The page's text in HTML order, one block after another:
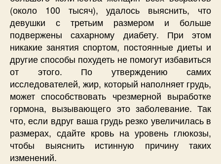
(около 100 тысяч), удалось выяснить, что
девушки с третьим размером и больше
подвержены сахарному диабету. При этом
никакие занятия спортом, постоянные диеты и
другие способы похудеть не помогут избавиться
от этого. По утверждению самих
исследователей, жир, который наполняет грудь,
может способствовать чрезмерной выработке
гормона, вызывающего это заболевание. Так
что, если вдруг ваша грудь резко увеличилась в
размерах, сдайте кровь на уровень глюкозы,
чтобы выяснить истинную причину таких
изменений.